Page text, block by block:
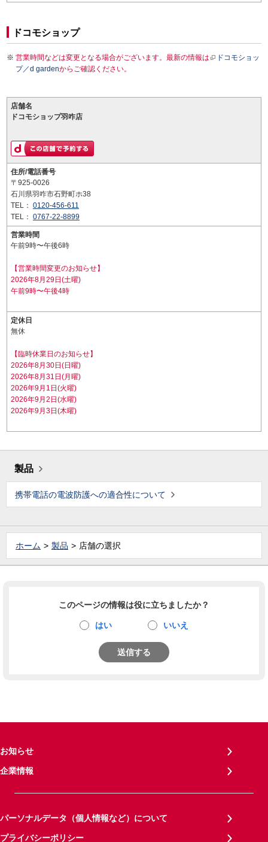
ドコモショップ
営業時間などは変更となる場合がございます。最新の情報は
ドコモショッ
プ／d gardenからご確認ください。
店舗名
ドコモショップ羽咋店
住所/電話番号
〒925-0026
石川県羽咋市石野町ホ38
TEL： 0120-456-611
TEL： 0767-22-8899
営業時間
午前9時〜午後6時
【営業時間変更のお知らせ】
2026年8月29日(土曜)
午前9時〜午後4時
定休日
無休
【臨時休業日のお知らせ】
2026年8月30日(日曜)
2026年8月31日(月曜)
2026年9月1日(火曜)
2026年9月2日(水曜)
2026年9月3日(木曜)
製品
携帯電話の電波防護への適合性について
ホーム 製品 店舗の選択
このページの情報は役に立ちましたか？
はい いいえ
送信する
お知らせ
企業情報
パーソナルデータ（個人情報など）について
プライバシーポリシー